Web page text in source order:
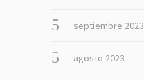
septiembre 2023
agosto 2023